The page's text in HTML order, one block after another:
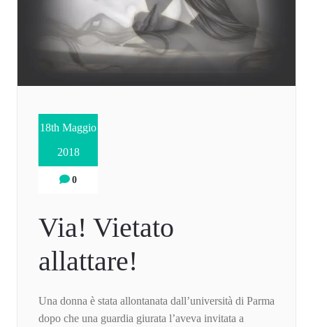
18th Maggio
2018
0
Via! Vietato
allattare!
Una donna è stata allontanata dall’università di Parma
dopo che una guardia giurata l’aveva invitata a